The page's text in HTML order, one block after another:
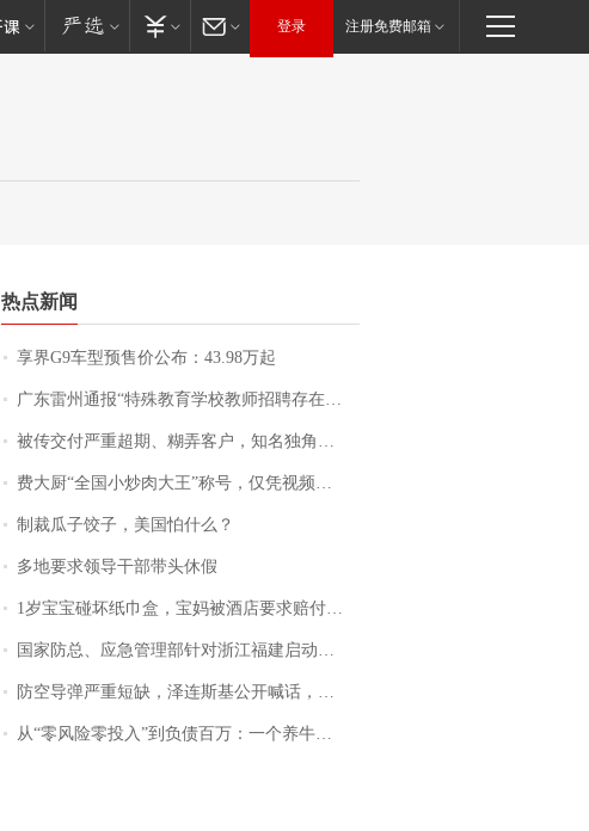
登录 注册免费邮箱
热点新闻
享界G9车型预售价公布：43.98万起
广东雷州通报“特殊教育学校教师招聘存在违规行为”：已启动问责程序 副校长被停职
被传交付严重超期、糊弄客户，知名独角兽车企创始人回应：都没证据，将依法采取措施，“本人长期与美国交管局保持沟通，对方表示肯定”
费大厨“全国小炒肉大王”称号，仅凭视频评出？中国烹饪协会回应
制裁瓜子饺子，美国怕什么？
多地要求领导干部带头休假
1岁宝宝碰坏纸巾盒，宝妈被酒店要求赔付924元！三亚一酒店回复：骨瓷定制！网友一查价格，吵翻了
国家防总、应急管理部针对浙江福建启动防汛防台风四级应急响应
防空导弹严重短缺，泽连斯基公开喊话，乌克兰失去导弹拦截能力？
从“零风险零投入”到负债百万：一个养牛项目崩盘后，谁该为农户的贷款买单丨红星调查